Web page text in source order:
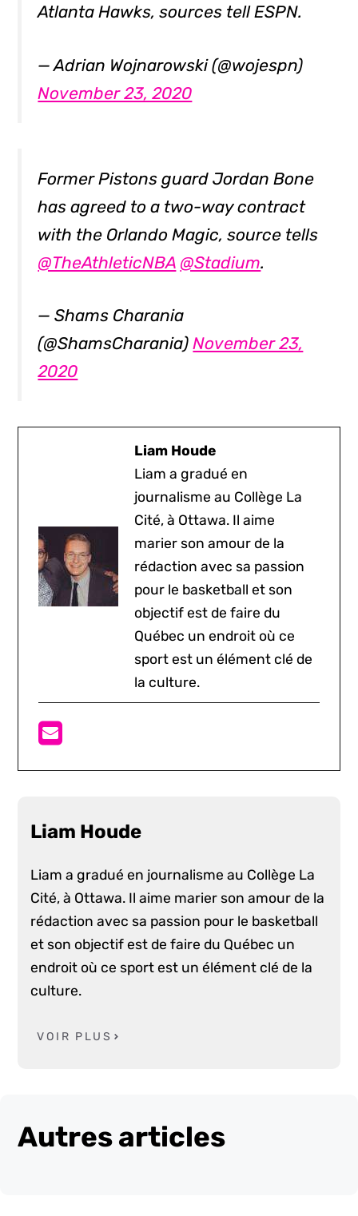
Atlanta Hawks, sources tell ESPN.
— Adrian Wojnarowski (@wojespn)
November 23, 2020
Former Pistons guard Jordan Bone
has agreed to a two-way contract
with the Orlando Magic, source tells
@TheAthleticNBA @Stadium.
— Shams Charania
(@ShamsCharania)November 23,
2020
Liam Houde
Liam a gradué en
journalisme au Collège La
Cité, à Ottawa. Il aime
marier son amour de la
rédaction avec sa passion
pour le basketball et son
objectif est de faire du
Québec un endroit où ce
sport est un élément clé de
la culture.
Liam Houde
Liam a gradué en journalisme au Collège La
Cité, à Ottawa. Il aime marier son amour de la
rédaction avec sa passion pour le basketball
et son objectif est de faire du Québec un
endroit où ce sport est un élément clé de la
culture.
VOIR PLUS
Autres articles